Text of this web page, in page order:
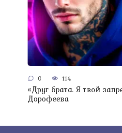
0 114
«Друг брата. Я твой
Дорофеева